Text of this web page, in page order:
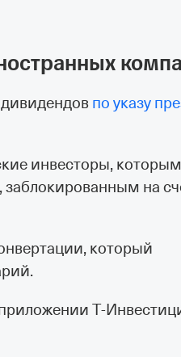
по указу
инвесторы, которым
на
который